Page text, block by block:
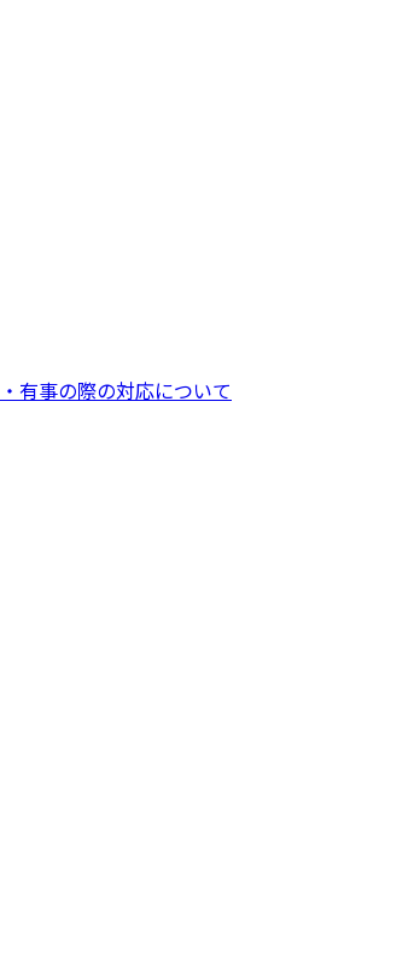
有事の際の対応について